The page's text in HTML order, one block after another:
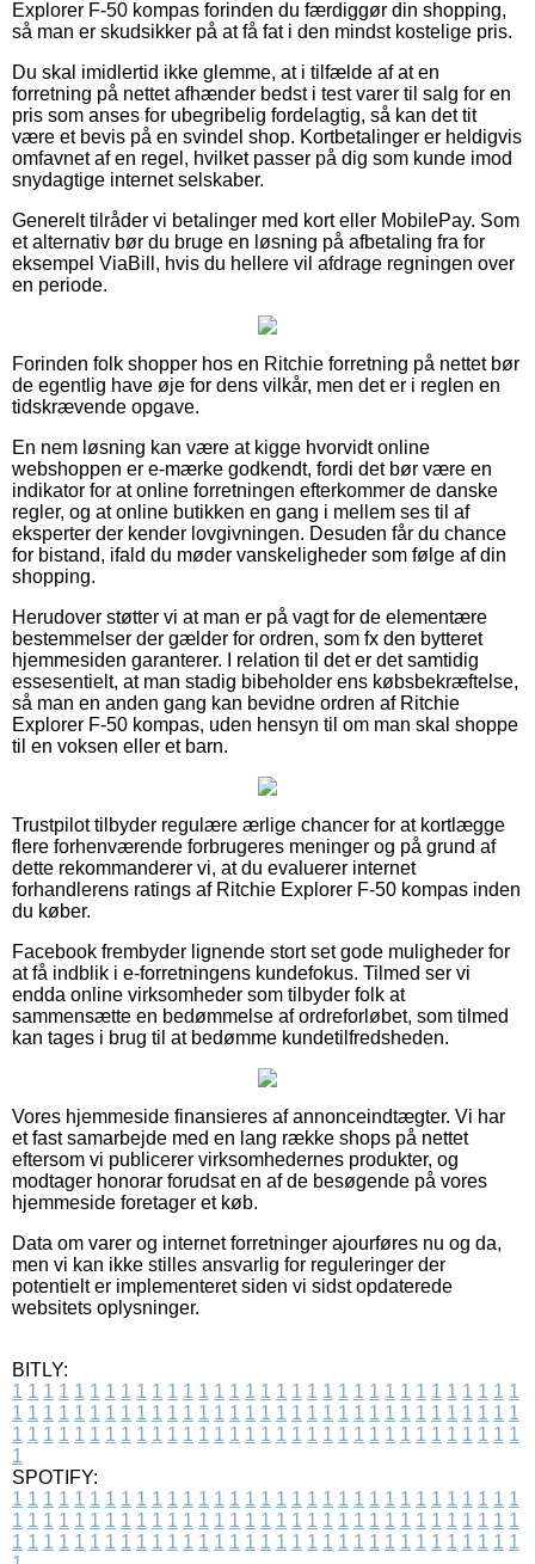
Explorer F-50 kompas forinden du færdiggør din shopping,
så man er skudsikker på at få fat i den mindst kostelige pris.
Du skal imidlertid ikke glemme, at i tilfælde af at en
forretning på nettet afhænder bedst i test varer til salg for en
pris som anses for ubegribelig fordelagtig, så kan det tit
være et bevis på en svindel shop. Kortbetalinger er heldigvis
omfavnet af en regel, hvilket passer på dig som kunde imod
snydagtige internet selskaber.
Generelt tilråder vi betalinger med kort eller MobilePay. Som
et alternativ bør du bruge en løsning på afbetaling fra for
eksempel ViaBill, hvis du hellere vil afdrage regningen over
en periode.
Forinden folk shopper hos en Ritchie forretning på nettet bør
de egentlig have øje for dens vilkår, men det er i reglen en
tidskrævende opgave.
En nem løsning kan være at kigge hvorvidt online
webshoppen er e-mærke godkendt, fordi det bør være en
indikator for at online forretningen efterkommer de danske
regler, og at online butikken en gang i mellem ses til af
eksperter der kender lovgivningen. Desuden får du chance
for bistand, ifald du møder vanskeligheder som følge af din
shopping.
Herudover støtter vi at man er på vagt for de elementære
bestemmelser der gælder for ordren, som fx den bytteret
hjemmesiden garanterer. I relation til det er det samtidig
essesentielt, at man stadig bibeholder ens købsbekræftelse,
så man en anden gang kan bevidne ordren af Ritchie
Explorer F-50 kompas, uden hensyn til om man skal shoppe
til en voksen eller et barn.
Trustpilot tilbyder regulære ærlige chancer for at kortlægge
flere forhenværende forbrugeres meninger og på grund af
dette rekommanderer vi, at du evaluerer internet
forhandlerens ratings af Ritchie Explorer F-50 kompas inden
du køber.
Facebook frembyder lignende stort set gode muligheder for
at få indblik i e-forretningens kundefokus. Tilmed ser vi
endda online virksomheder som tilbyder folk at
sammensætte en bedømmelse af ordreforløbet, som tilmed
kan tages i brug til at bedømme kundetilfredsheden.
Vores hjemmeside finansieres af annonceindtægter. Vi har
et fast samarbejde med en lang række shops på nettet
eftersom vi publicerer virksomhedernes produkter, og
modtager honorar forudsat en af de besøgende på vores
hjemmeside foretager et køb.
Data om varer og internet forretninger ajourføres nu og da,
men vi kan ikke stilles ansvarlig for reguleringer der
potentielt er implementeret siden vi sidst opdaterede
websitets oplysninger.
BITLY:
1 1 1 1 1 1 1 1 1 1 1 1 1 1 1 1 1 1 1 1 1 1 1 1 1 1 1 1 1 1 1 1 1
1 1 1 1 1 1 1 1 1 1 1 1 1 1 1 1 1 1 1 1 1 1 1 1 1 1 1 1 1 1 1 1 1
1 1 1 1 1 1 1 1 1 1 1 1 1 1 1 1 1 1 1 1 1 1 1 1 1 1 1 1 1 1 1 1 1
1
SPOTIFY:
1 1 1 1 1 1 1 1 1 1 1 1 1 1 1 1 1 1 1 1 1 1 1 1 1 1 1 1 1 1 1 1 1
1 1 1 1 1 1 1 1 1 1 1 1 1 1 1 1 1 1 1 1 1 1 1 1 1 1 1 1 1 1 1 1 1
1 1 1 1 1 1 1 1 1 1 1 1 1 1 1 1 1 1 1 1 1 1 1 1 1 1 1 1 1 1 1 1 1